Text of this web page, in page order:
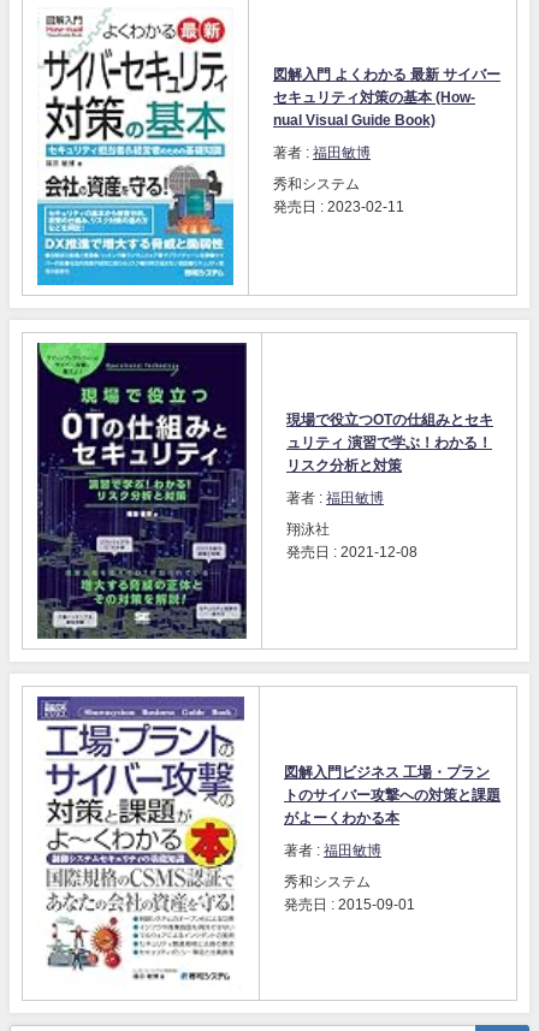
図解入門 よくわかる 最新 サイバー
セキュリティ対策の基本 (How-
nual Visual Guide Book)
著者 : 福田敏博
秀和システム
発売日 : 2023-02-11
現場で役立つOTの仕組みとセキ
ュリティ 演習で学ぶ！わかる！
リスク分析と対策
著者 : 福田敏博
翔泳社
発売日 : 2021-12-08
図解入門ビジネス 工場・プラン
トのサイバー攻撃への対策と課題
がよーくわかる本
著者 : 福田敏博
秀和システム
発売日 : 2015-09-01